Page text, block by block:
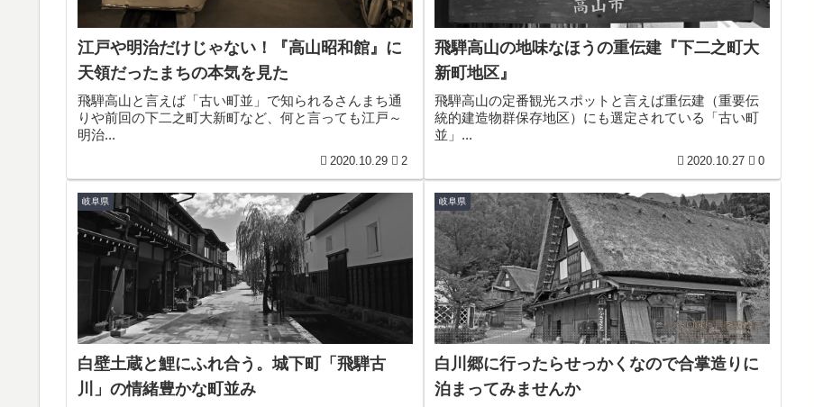
江戸や明治だけじゃない！『高山昭和館』に
天領だったまちの本気を見た
飛騨高山と言えば「古い町並」で知られるさんまち通
りや前回の下二之町大新町など、何と言っても江戸～
明治...
2020.10.29 2
飛騨高山の地味なほうの重伝建『下二之町大
新町地区』
飛騨高山の定番観光スポットと言えば重伝建（重要伝
統的建造物群保存地区）にも選定されている「古い町
並」...
2020.10.27 0
岐阜県
白壁土蔵と鯉にふれ合う。城下町「飛騨古
川」の情緒豊かな町並み
岐阜県
白川郷に行ったらせっかくなので合掌造りに
泊まってみませんか